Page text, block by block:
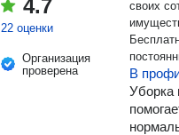
4.7
22 оценки
Организация
проверена
своих
имуществе.
В
Уборка